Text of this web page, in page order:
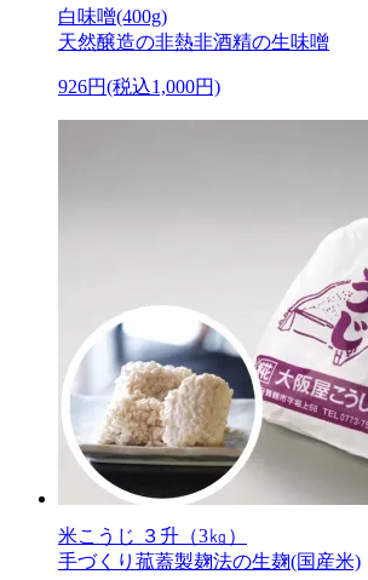
白味噌(400g)
天然醸造の非熱非酒精の生味噌
926円(税込1,000円)
米こうじ ３升（3㎏）
手づくり菰蓋製麹法の生麹(国産米)